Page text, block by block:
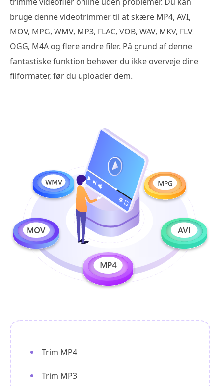
bruge denne videotrimmer til at skære MP4, AVI,
MOV, MPG, WMV, MP3, FLAC, VOB, WAV, MKV, FLV,
OGG, M4A og flere andre filer. På grund af denne
fantastiske funktion behøver du ikke overveje dine
filformater, før du uploader dem.
Trim MP4
Trim MP3